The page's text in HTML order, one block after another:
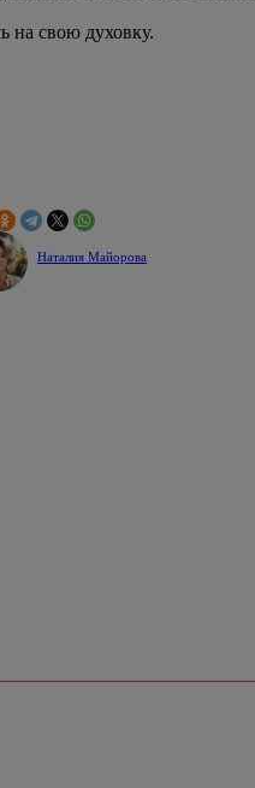
на свою духовку.
Наталия Майорова